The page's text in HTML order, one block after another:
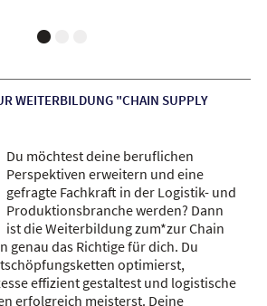
WEITERBILDUNG "CHAIN SUPPLY
Du möchtest deine beruflichen
Perspektiven erweitern und eine
gefragte Fachkraft in der Logistik- und
Produktionsbranche werden? Dann
ist die Weiterbildung zum*zur Chain
genau das Richtige für dich. Du
optimierst,
effizient gestaltest und logistische
erfolgreich meisterst. Deine